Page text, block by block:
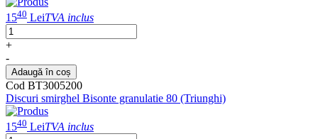
1540 LeiTVA inclus
+
-
Adaugă în coș
Cod BT3005200
Discuri smirghel Bisonte granulatie 80 (Triunghi)
1540 LeiTVA inclus